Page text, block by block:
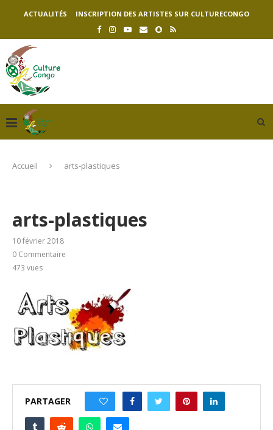
ACTUALITÉS INSCRIPTION DES ARTISTES SUR CULTURECONGO
Accueil arts-plastiques
arts-plastiques
10 février 2018
0 Commentaire
473 vues
PARTAGER